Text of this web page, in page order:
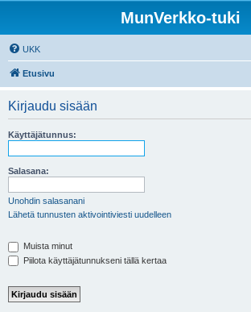
MunVerkko-tuki
UKK
Etusivu
Kirjaudu sisään
Käyttäjätunnus:
Salasana:
Unohdin salasanani
Lähetä tunnusten aktivointiviesti uudelleen
Muista minut
Piilota käyttäjätunnukseni tällä kertaa